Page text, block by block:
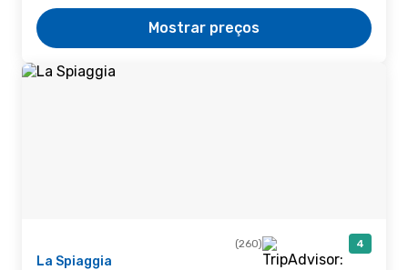
Mostrar preços
(260) 4
La Spiaggia